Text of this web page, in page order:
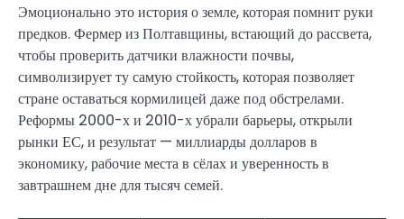
Эмоционально это история о земле, которая помнит руки
предков. Фермер из Полтавщины, встающий до рассвета,
чтобы проверить датчики влажности почвы,
символизирует ту самую стойкость, которая позволяет
стране оставаться кормилицей даже под обстрелами.
Реформы 2000-х и 2010-х убрали барьеры, открыли
рынки ЕС, и результат — миллиарды долларов в
экономику, рабочие места в сёлах и уверенность в
завтрашнем дне для тысяч семей.